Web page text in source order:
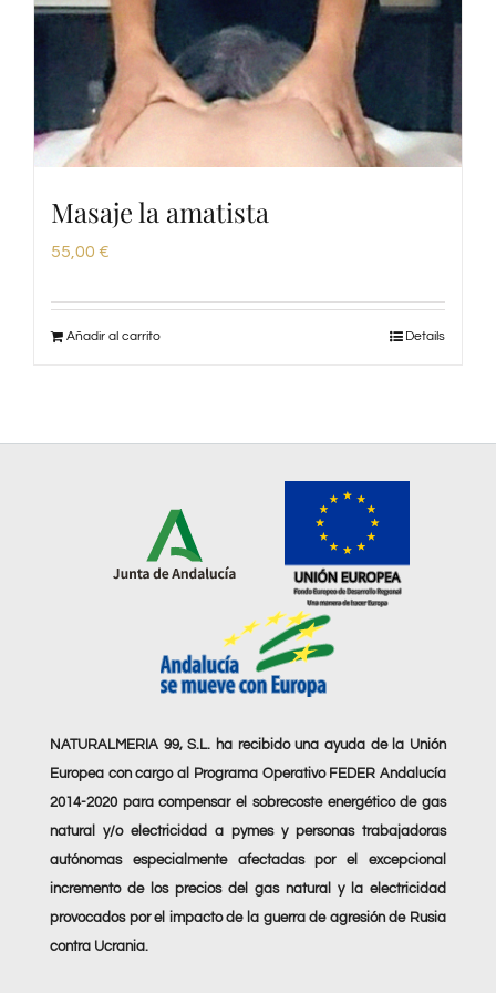
Masaje la amatista
55,00 €
Añadir al carrito Details
NATURALMERIA 99, S.L. ha recibido una ayuda de la Unión
Europea con cargo al Programa Operativo FEDER Andalucía
2014-2020 para compensar el sobrecoste energético de gas
natural y/o electricidad a pymes y personas trabajadoras
autónomas especialmente afectadas por el excepcional
incremento de los precios del gas natural y la electricidad
provocados por el impacto de la guerra de agresión de Rusia
contra Ucrania.